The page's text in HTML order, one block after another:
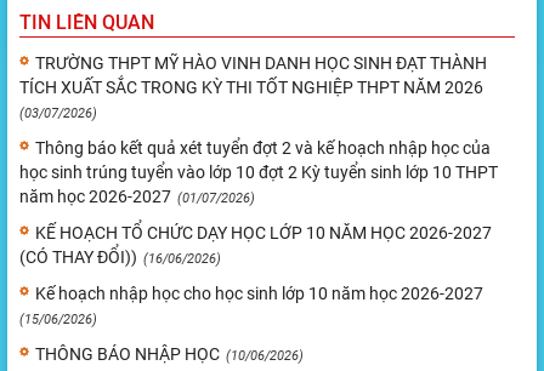
TIN LIÊN QUAN
TRƯỜNG THPT MỸ HÀO VINH DANH HỌC SINH ĐẠT THÀNH
TÍCH XUẤT SẮC TRONG KỲ THI TỐT NGHIỆP THPT NĂM 2026
(03/07/2026)
Thông báo kết quả xét tuyển đợt 2 và kế hoạch nhập học của
học sinh trúng tuyển vào lớp 10 đợt 2 Kỳ tuyển sinh lớp 10 THPT
năm học 2026-2027 (01/07/2026)
KẾ HOẠCH TỔ CHỨC DẠY HỌC LỚP 10 NĂM HỌC 2026-2027
(CÓ THAY ĐỔI)) (16/06/2026)
Kế hoạch nhập học cho học sinh lớp 10 năm học 2026-2027
(15/06/2026)
THÔNG BÁO NHẬP HỌC (10/06/2026)